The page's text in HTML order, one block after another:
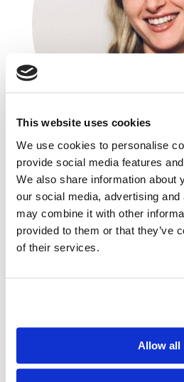
This website uses cookies
We use cookies to personalise
provide social media features
We also share information about
our social media, advertising
may combine it with other
provided to them or that they’ve
of their services.
Allow all
Marta Miłosz-Sikorska
AB World Foods
Brand Manager Europe
W AB World Foods
europejskich (CEE region,
oraz product development.
strategiami wejścia na nowe